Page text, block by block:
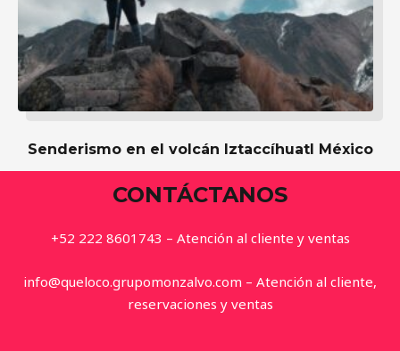
Senderismo en el volcán Iztaccíhuatl México
CONTÁCTANOS
+52 222 8601743 – Atención al cliente y ventas
info@queloco.grupomonzalvo.com – Atención al cliente,
reservaciones y ventas